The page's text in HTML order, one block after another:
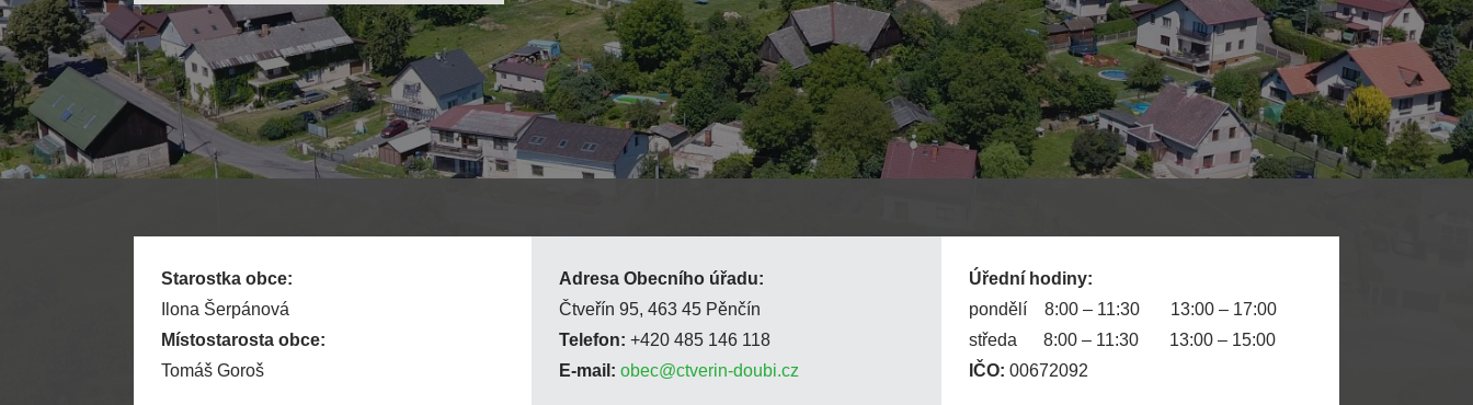
Starostka obce:
Ilona Šerpánová
Místostarosta obce:
Tomáš Goroš
Adresa Obecního úřadu:
Čtveřín 95, 463 45 Pěnčín
Telefon: +420 485 146 118
E-mail: obec@ctverin-doubi.cz
Úřední hodiny:
pondělí 8:00 – 11:30 13:00 – 17:00
středa 8:00 – 11:30 13:00 – 15:00
IČO: 00672092